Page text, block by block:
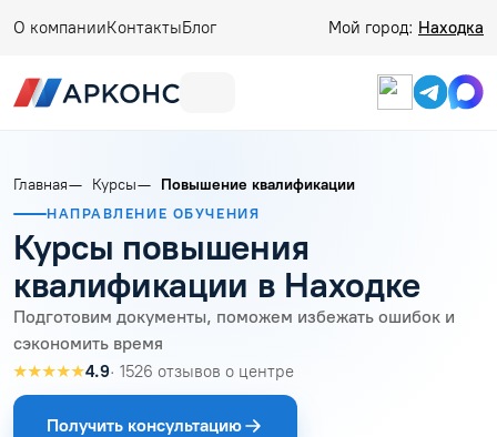
О компанииКонтактыБлог Мой город: Находка
Главная Курсы Повышение квалификации
НАПРАВЛЕНИЕ ОБУЧЕНИЯ
Курсы повышения
квалификации в Находке
Подготовим документы, поможем избежать ошибок и
сэкономить время
★★★★★4.9· 1526 отзывов о центре
Получить консультацию